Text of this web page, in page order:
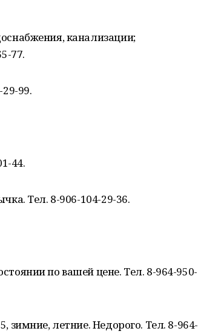
канализации;
77.
99.
44.
Тел. 8-906-104-29-36.
по вашей цене. Тел. 8-964-950-
летние. Недорого. Тел. 8-964-